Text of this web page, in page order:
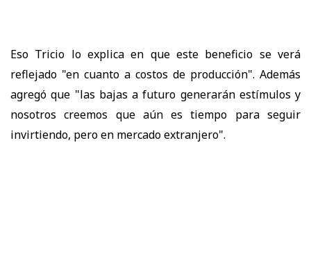
Eso Tricio lo explica en que este beneficio se verá
reflejado "en cuanto a costos de producción". Además
agregó que "las bajas a futuro generarán estímulos y
nosotros creemos que aún es tiempo para seguir
invirtiendo, pero en mercado extranjero".